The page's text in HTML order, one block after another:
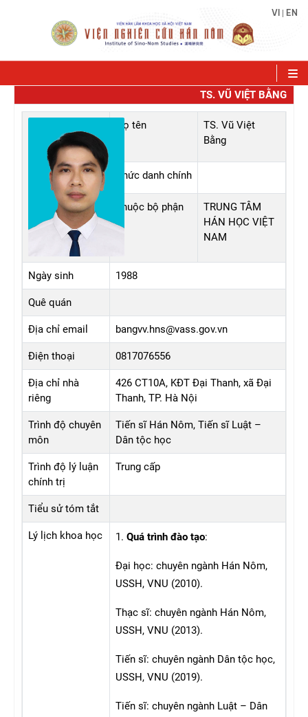
VI EN
TS. VŨ VIỆT BẰNG
Họ tên
TS. Vũ Việt
Bằng
Chức danh chính
Thuộc bộ phận
TRUNG TÂM
HÁN HỌC VIỆT
NAM
Ngày sinh 1988
Quê quán
Địa chỉ email bangvv.hns@vass.gov.vn
Điện thoại 0817076556
Địa chỉ nhà
riêng
426 CT10A, KĐT Đại Thanh, xã Đại
Thanh, TP. Hà Nội
Trình độ chuyên
môn
Tiến sĩ Hán Nôm, Tiến sĩ Luật –
Dân tộc học
Trình độ lý luận
chính trị
Trung cấp
Tiểu sử tóm tắt
Lý lịch khoa học 1. Quá trình đào tạo:
Đại học: chuyên ngành Hán Nôm,
USSH, VNU (2010).
Thạc sĩ: chuyên ngành Hán Nôm,
USSH, VNU (2013).
Tiến sĩ: chuyên ngành Dân tộc học,
USSH, VNU (2019).
Tiến sĩ: chuyên ngành Luật – Dân